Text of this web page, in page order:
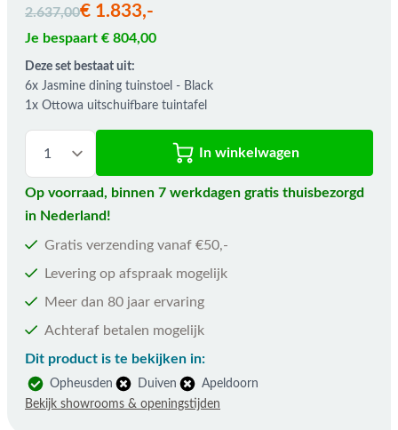
2.637,00€ 1.833,-
Je bespaart € 804,00
Deze set bestaat uit:
6x Jasmine dining tuinstoel - Black
1x Ottowa uitschuifbare tuintafel
In winkelwagen
Op voorraad, binnen 7 werkdagen gratis thuisbezorgd
in Nederland!
Gratis verzending vanaf €50,-
Levering op afspraak mogelijk
Meer dan 80 jaar ervaring
Achteraf betalen mogelijk
Dit product is te bekijken in:
Opheusden Duiven
Apeldoorn
Bekijk showrooms & openingstijden